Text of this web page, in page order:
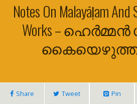
Notes On Malayāḷam
Works –
Share Tweet Pin